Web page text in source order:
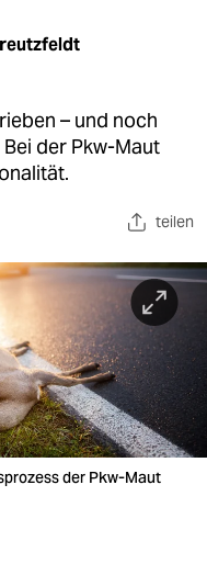
– und noch
der Pkw-Maut
teilen
der Pkw-Maut